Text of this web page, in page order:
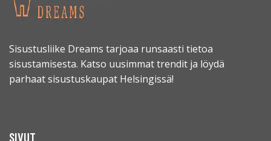
Sisustusliike Dreams tarjoaa runsaasti tietoa
sisustamisesta. Katso uusimmat trendit ja löydä
parhaat sisustuskaupat Helsingissä!
SIVUT